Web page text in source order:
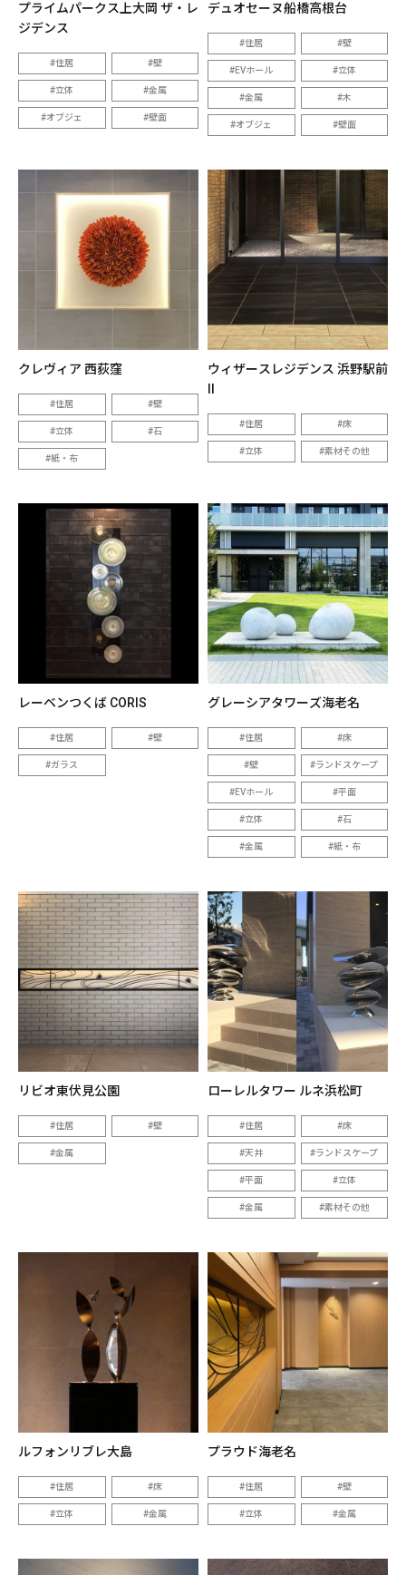
プライムパークス上大岡 ザ・レ
ジデンス
住居 壁
立体 金属
オブジェ 壁面
デュオセーヌ船橋高根台
住居 壁
EVホール 立体
金属 木
オブジェ 壁面
クレヴィア 西荻窪
住居 壁
立体 石
紙・布
ウィザースレジデンス 浜野駅前
住居 床
立体 素材その他
レーベンつくば CORIS
住居 壁
ガラス
グレーシアタワーズ海老名
住居 床
壁 ランドスケープ
EVホール 平面
立体 石
金属 紙・布
リビオ東伏見公園
住居 壁
金属
ローレルタワー ルネ浜松町
住居 床
天井 ランドスケープ
平面 立体
金属 素材その他
ルフォンリブレ大島
住居 床
立体 金属
プラウド海老名
住居 壁
立体 金属